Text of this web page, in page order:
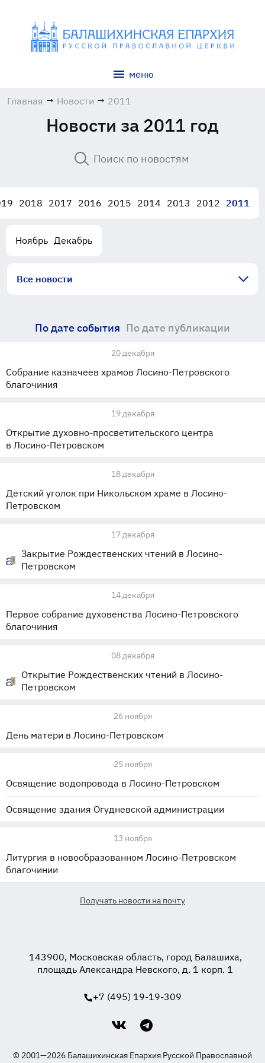
меню
Главная → Новости → 2011
Новости за 2011 год
2018 2017 2016 2015 2014 2013 2012 2011
Ноябрь Декабрь
Все новости
По дате события По дате публикации
20 декабря
Собрание казначеев храмов Лосино-Петровского
благочиния
19 декабря
Открытие духовно-просветительского центра
в Лосино-Петровском
18 декабря
Детский уголок при Никольском храме в Лосино-
Петровском
17 декабря
Закрытие Рождественских чтений в Лосино-
Петровском
14 декабря
Первое собрание духовенства Лосино-Петровского
благочиния
08 декабря
Открытие Рождественских чтений в Лосино-
Петровском
26 ноября
День матери в Лосино-Петровском
25 ноября
Освящение водопровода в Лосино-Петровском
Освящение здания Огудневской администрации
13 ноября
Литургия в новообразованном Лосино-Петровском
благочинии
Получать новости на почту
143900, Московская область, город Балашиха,
площадь Александра Невского, д. 1 корп. 1
+7 (495) 19-19-309
© 2001—2026 Балашихинская Епархия Русской Православной